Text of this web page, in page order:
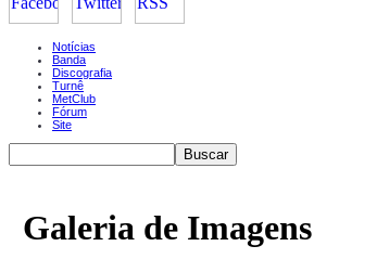
Notícias
Banda
Discografia
Turnê
MetClub
Fórum
Site
Galeria de Imagens